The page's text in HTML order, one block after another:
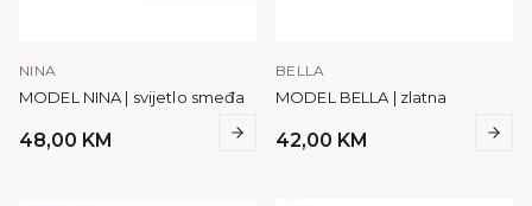
NINA
MODEL NINA | svijetlo smeđa
48,00 KM
BELLA
MODEL BELLA | zlatna
42,00 KM